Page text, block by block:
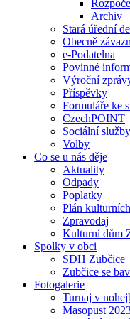
Archiv
Stará úřední
Obecně
e-Podatelna
Povinné
Výroční
Příspěvky
Formuláře ke
CzechPOINT
Sociální služby
Volby
Co se u nás děje
Aktuality
Odpady
Poplatky
Plán
Zpravodaj
Kulturní dům
Spolky v obci
SDH Zubčice
Zubčice se
Fotogalerie
Turnaj v
Masopust